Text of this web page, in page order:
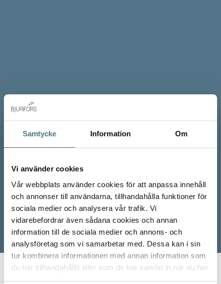
Samtycke Information Om
Vi använder cookies
Vår webbplats använder cookies för att anpassa innehåll
och annonser till användarna, tillhandahålla funktioner för
sociala medier och analysera vår trafik. Vi
vidarebefordrar även sådana cookies och annan
information till de sociala medier och annons- och
analysföretag som vi samarbetar med. Dessa kan i sin
tur kombinera informationen med annan information som
du har tillhandahållit eller som de har samlat in när du har
använt deras tjänster.
Start Våra mäklare Anna Johansson